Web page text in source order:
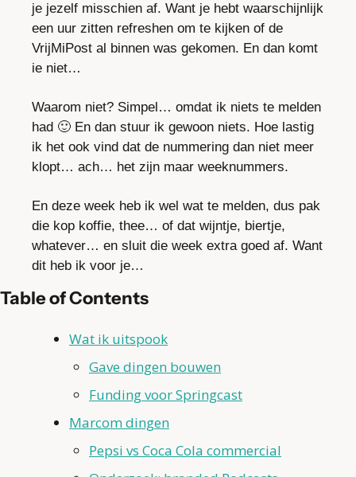
je jezelf misschien af. Want je hebt waarschijnlijk
een uur zitten refreshen om te kijken of de
VrijMiPost al binnen was gekomen. En dan komt
ie niet…
Waarom niet? Simpel… omdat ik niets te melden
had 🙂 En dan stuur ik gewoon niets. Hoe lastig
ik het ook vind dat de nummering dan niet meer
klopt… ach… het zijn maar weeknummers.
En deze week heb ik wel wat te melden, dus pak
die kop koffie, thee… of dat wijntje, biertje,
whatever… en sluit die week extra goed af. Want
dit heb ik voor je…
Table of Contents
Wat ik uitspook
Gave dingen bouwen
Funding voor Springcast
Marcom dingen
Pepsi vs Coca Cola commercial